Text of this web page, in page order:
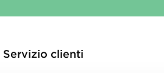
Servizio clienti